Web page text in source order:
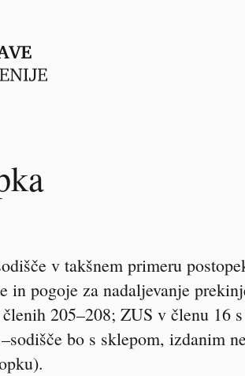
v takšnem primeru
in pogoje za nadaljevanje
205–208; ZUS v členu 16
–sodišče bo s sklepom, izdanim